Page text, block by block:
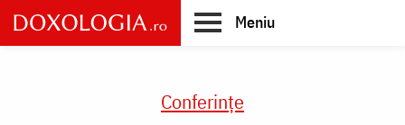
Skip
to
main
Meniu
Conferințe